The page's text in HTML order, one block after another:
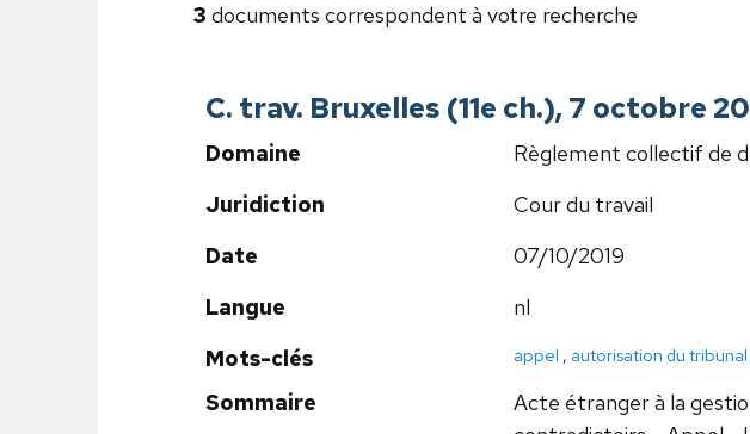
3 documents correspondent à votre recherche
C. trav. Bruxelles (11e ch.), 7 octobre
Domaine
Règlement collectif de
Juridiction
Cour du travail
Date
07/10/2019
Langue
nl
Mots-clés
appel , autorisation du tribunal
Sommaire
Acte étranger à la